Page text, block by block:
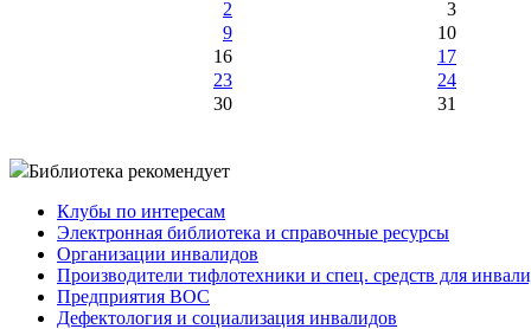
2
3
9
10
16
17
23
24
30
31
Библиотека рекомендует
Клубы по интересам
Электронная библиотека и справочные ресурсы
Организации инвалидов
Производители тифлотехники и спец. средств для
Предприятия ВОС
Дефектология и социализация инвалидов